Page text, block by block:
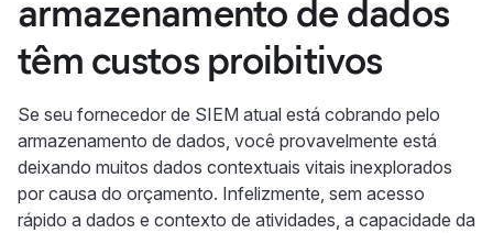
armazenamento de dados
têm custos proibitivos
Se seu fornecedor de SIEM atual está cobrando pelo
armazenamento de dados, você provavelmente está
deixando muitos dados contextuais vitais inexplorados
por causa do orçamento. Infelizmente, sem acesso
rápido a dados e contexto de atividades, a capacidade da